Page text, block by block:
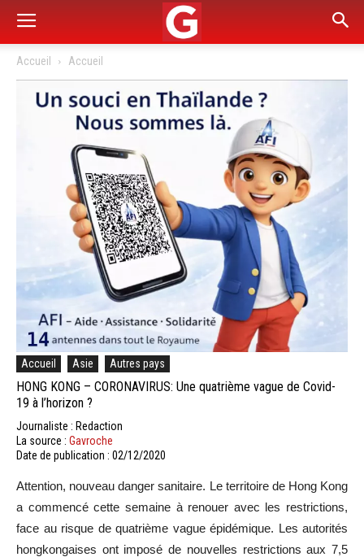
Accueil Accueil
Accueil Asie Autres pays
HONG KONG – CORONAVIRUS: Une quatrième vague de Covid-
19 à l’horizon ?
Journaliste : Redaction
La source : Gavroche
Date de publication : 02/12/2020
Attention, nouveau danger sanitaire. Le territoire de Hong Kong
a commencé cette semaine à renouer avec les restrictions,
face au risque de quatrième vague épidémique. Les autorités
hongkongaises ont imposé de nouvelles restrictions aux 7,5